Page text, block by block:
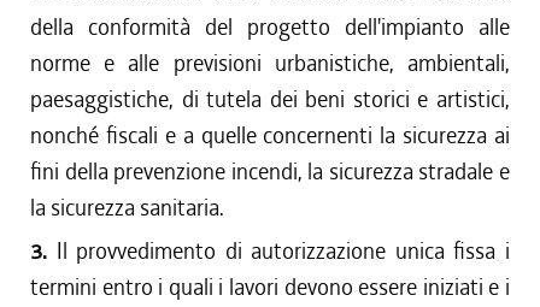
della conformità del progetto dell'impianto alle
norme e alle previsioni urbanistiche, ambientali,
paesaggistiche, di tutela dei beni storici e artistici,
nonché fiscali e a quelle concernenti la sicurezza ai
fini della prevenzione incendi, la sicurezza stradale e
la sicurezza sanitaria.
3. Il provvedimento di autorizzazione unica fissa i
termini entro i quali i lavori devono essere iniziati e i